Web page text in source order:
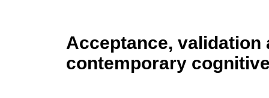
Acceptance, validation
contemporary